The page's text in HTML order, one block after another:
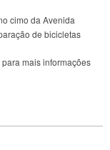
cimo da Avenida
de bicicletas
mais informações